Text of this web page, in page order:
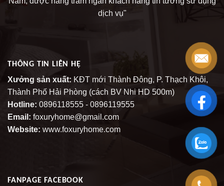
dịch vụ"
THÔNG TIN LIÊN HỆ
Xưởng sản xuất: KĐT mới Thành Đông, P. Thạch Khôi,
Thành Phố Hải Phòng (cách BV Nhi HD 500m)
Hotline: 0896118555 - 0896119555
Email: foxuryhome@gmail.com
Website: www.foxuryhome.com
FANPAGE FACEBOOK